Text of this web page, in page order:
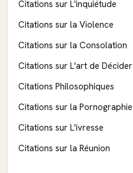
Citations sur L'inquiétude
Citations sur la Violence
Citations sur la Consolation
Citations sur L'art de Décider
Citations Philosophiques
Citations sur la Pornographie
Citations sur L'ivresse
Citations sur la Réunion